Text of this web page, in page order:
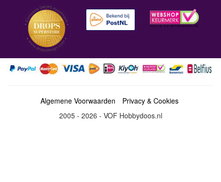
Algemene Voorwaarden
Privacy & Cookies
2005 - 2026 - VOF Hobbydoos.nl